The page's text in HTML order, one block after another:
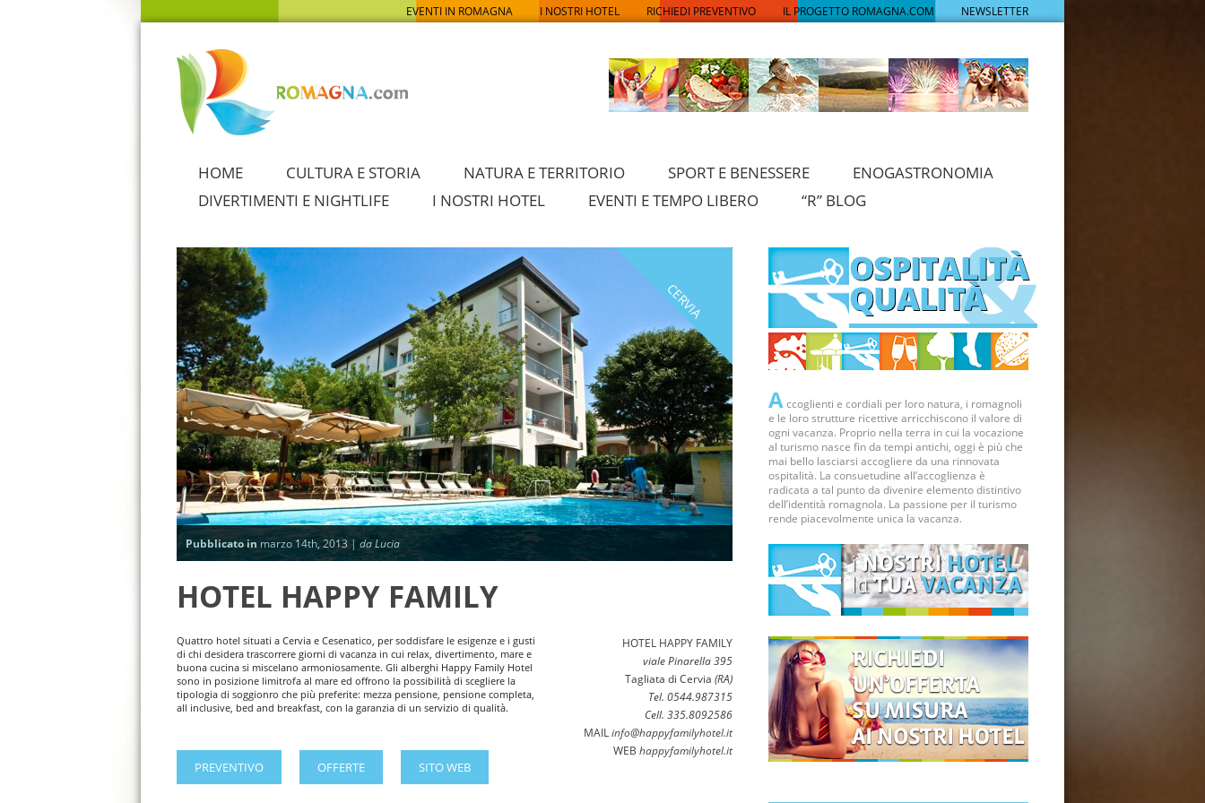
EVENTI IN ROMAGNA I NOSTRI HOTEL RICHIEDI PREVENTIVO IL PROGETTO ROMAGNA.COM NEWSLETTER
HOME CULTURA E STORIA NATURA E TERRITORIO SPORT E BENESSERE
ENOGASTRONOMIA
DIVERTIMENTI E NIGHTLIFE
I NOSTRI HOTEL EVENTI E TEMPO LIBERO “R” BLOG
CERVIA
Pubblicato in marzo 14th, 2013 | da Lucia
HOTEL HAPPY FAMILY
Quattro hotel situati a Cervia e Cesenatico, per soddisfare le esigenze e i gusti
di chi desidera trascorrere giorni di vacanza in cui relax, divertimento, mare e
buona cucina si miscelano armoniosamente. Gli alberghi Happy Family Hotel
sono in posizione limitrofa al mare ed offrono la possibilità di scegliere la
tipologia di soggionro che più preferite: mezza pensione, pensione completa,
all inclusive, bed and breakfast, con la garanzia di un servizio di qualità.
PREVENTIVO OFFERTE SITO WEB
HOTEL HAPPY FAMILY
viale Pinarella 395
Tagliata di Cervia(RA)
Tel. 0544.987315
Cell. 335.8092586
MAILinfo@happyfamilyhotel.it
WEB happyfamilyhotel.it
Accoglienti e cordiali per loro natura, i romagnoli
e le loro strutture ricettive arricchiscono il valore di
ogni vacanza. Proprio nella terra in cui la vocazione
al turismo nasce fin da tempi antichi, oggi è più che
mai bello lasciarsi accogliere da una rinnovata
ospitalità. La consuetudine all’accoglienza è
radicata a tal punto da divenire elemento distintivo
dell’identità romagnola. La passione per il turismo
rende piacevolmente unica la vacanza.